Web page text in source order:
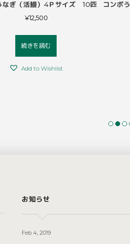
箱売り】完熟・朝摘み おいC
ベリー×1箱
続きを読む
高知県
お知らせ
Feb 4, 2019